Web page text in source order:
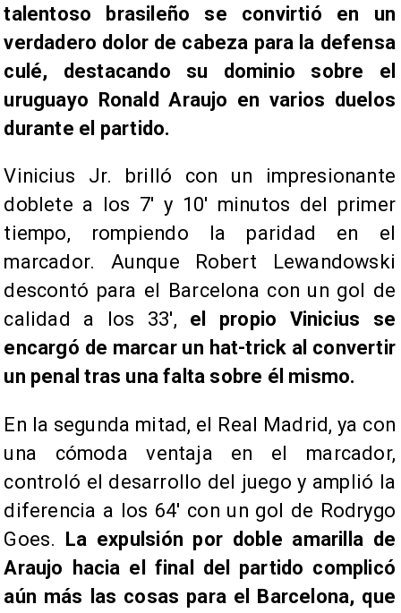
talentoso brasileño se convirtió en un
verdadero dolor de cabeza para la defensa
culé, destacando su dominio sobre el
uruguayo Ronald Araujo en varios duelos
durante el partido.
Vinicius Jr. brilló con un impresionante
doblete a los 7' y 10' minutos del primer
tiempo, rompiendo la paridad en el
marcador. Aunque Robert Lewandowski
descontó para el Barcelona con un gol de
calidad a los 33', el propio Vinicius se
encargó de marcar un hat-trick al convertir
un penal tras una falta sobre él mismo.
En la segunda mitad, el Real Madrid, ya con
una cómoda ventaja en el marcador,
controló el desarrollo del juego y amplió la
diferencia a los 64' con un gol de Rodrygo
Goes.
La expulsión por doble amarilla de
Araujo hacia el final del partido complicó
aún más las cosas para el Barcelona, que